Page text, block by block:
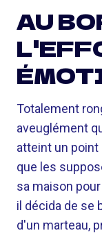
AU
Totalement
aveuglément
atteint un point
que les
sa maison
il décida de se
d'un marteau,